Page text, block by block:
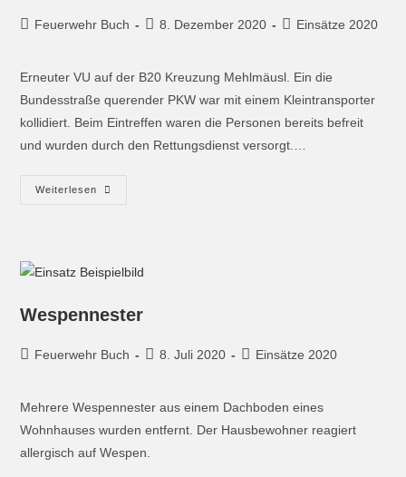
Feuerwehr Buch 8. Dezember 2020 Einsätze 2020
Erneuter VU auf der B20 Kreuzung Mehlmäusl. Ein die
Bundesstraße querender PKW war mit einem Kleintransporter
kollidiert. Beim Eintreffen waren die Personen bereits befreit
und wurden durch den Rettungsdienst versorgt.…
Weiterlesen
Wespennester
Feuerwehr Buch 8. Juli 2020 Einsätze 2020
Mehrere Wespennester aus einem Dachboden eines
Wohnhauses wurden entfernt. Der Hausbewohner reagiert
allergisch auf Wespen.